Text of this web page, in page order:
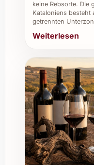
Ja, viele
Weinshops
eine bequeme
Tipps und
Einsatz
Private
Vuit 2019
Geburtstage,
Silvester.
keine Rebsorte. Die
Kataloniens besteht
getrennten
Weiterlesen